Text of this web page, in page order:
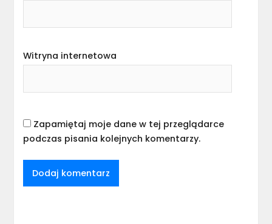
Witryna internetowa
Zapamiętaj moje dane w tej przeglądarce
podczas pisania kolejnych komentarzy.